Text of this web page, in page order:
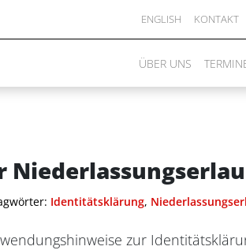
ENGLISH KONTAKT
ÜBER UNS
Identitätsklärung,
zur